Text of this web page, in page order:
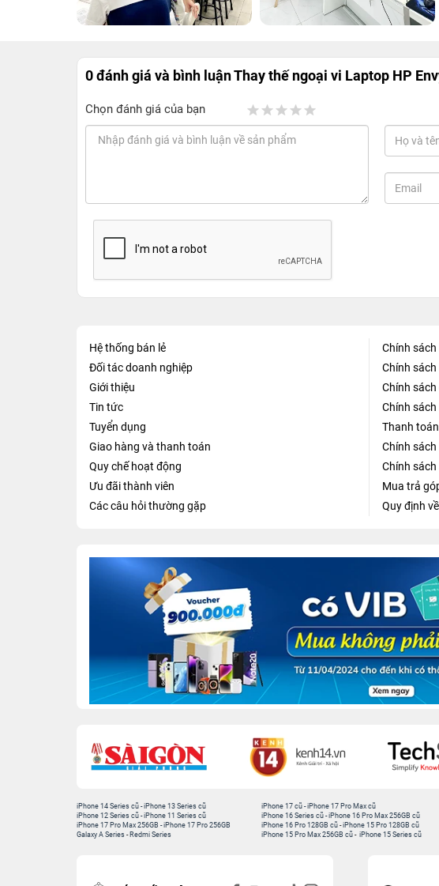
0 đánh giá và bình luậnThay thế ngoại vi Laptop HP
Chọn đánh giá của bạn
Hệ thống bán lẻ
Đối tác doanh nghiệp
Giới thiệu
Tin tức
Tuyển dụng
Giao hàng và thanh toán
Quy chế hoạt động
Ưu đãi thành viên
Các câu hỏi thường gặp
Chính
Chính
Chính
Chính
Thanh
Chính
Chính
Mua trả
Quy định
iPhone 14 Series cũ -iPhone 13 Series cũ
iPhone 12 Series cũ -iPhone 11 Series cũ
iPhone 17 Pro Max 256GB -iPhone 17 Pro 256GB
Galaxy A Series - Redmi Series
iPhone 17 cũ -iPhone 17 Pro Max cũ
iPhone 16 Series cũ - iPhone 16 Pro Max 256GB cũ
iPhone 16 Pro 128GB cũ -iPhone 15 Pro 128GB cũ
iPhone 15 Pro Max 256GB cũ - iPhone 15 Series cũ